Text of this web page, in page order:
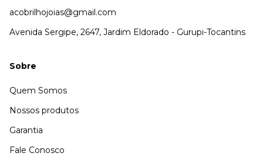
acobrilhojoias@gmail.com
Avenida Sergipe, 2647, Jardim Eldorado - Gurupi-Tocantins
Sobre
Quem Somos
Nossos produtos
Garantia
Fale Conosco